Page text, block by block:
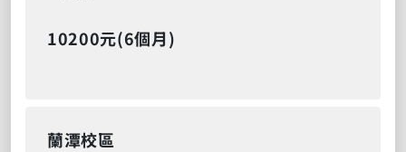
10200元(6個月)
蘭潭校區